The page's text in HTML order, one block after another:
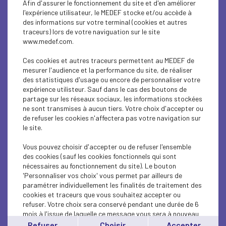
SUSTAINABLE DEVELOPMENT
SUSTAINABLE DEVELOPMENT
SOCIAL
SUSTAINABLE DEVELOPMENT
INTERNATIONAL - EUROPE
ECONOMY
ECONOMY
INTERNATIONAL - EUROPE
INTERNATIONAL - EUROPE
Afin d'assurer le fonctionnement du site et d'en améliorer
l'expérience utilisateur, le MEDEF stocke et/ou accède à
des informations sur votre terminal (cookies et autres
traceurs) lors de votre naviguation sur le site
www.medef.com.
Ces cookies et autres traceurs permettent au MEDEF de
mesurer l'audience et la performance du site, de réaliser
des statistiques d'usage ou encore de personnaliser votre
expérience utilisteur. Sauf dans le cas des boutons de
partage sur les réseaux sociaux, les informations stockées
ne sont transmises à aucun tiers. Votre choix d'accepter ou
de refuser les cookies n'affectera pas votre navigation sur
le site.
Vous pouvez choisir d'accepter ou de refuser l'ensemble
des cookies (sauf les cookies fonctionnels qui sont
nécessaires au fonctionnement du site). Le bouton
'Personnaliser vos choix' vous permet par ailleurs de
paramétrer individuellement les finalités de traitement des
cookies et traceurs que vous souhaitez accepter ou
refuser. Votre choix sera conservé pendant une durée de 6
mois à l'issue de laquelle ce message vous sera à nouveau
affiché..